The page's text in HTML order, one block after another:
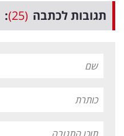
תגובות לכתבה (25)
: